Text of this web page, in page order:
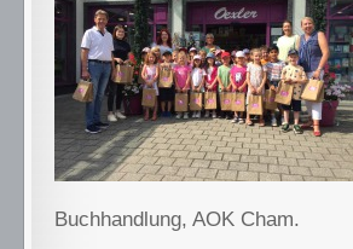
Buchhandlung, AOK Cham.